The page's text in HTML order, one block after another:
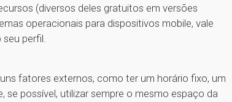
(diversos deles gratuitos em versões
operacionais para dispositivos mobile, vale
seu perfil.
fatores externos, como ter um horário fixo, um
possível, utilizar sempre o mesmo espaço da